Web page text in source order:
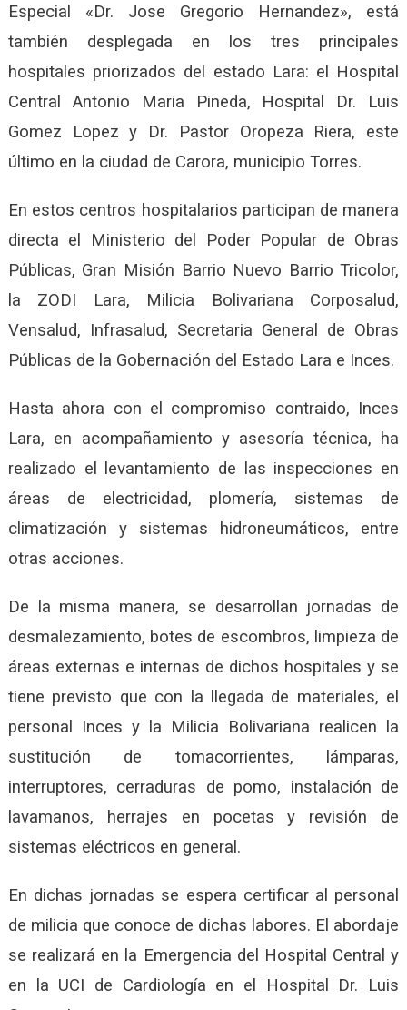
Especial «Dr. Jose Gregorio Hernandez», está
también desplegada en los tres principales
hospitales priorizados del estado Lara: el Hospital
Central Antonio Maria Pineda, Hospital Dr. Luis
Gomez Lopez y Dr. Pastor Oropeza Riera, este
último en la ciudad de Carora, municipio Torres.
En estos centros hospitalarios participan de manera
directa el Ministerio del Poder Popular de Obras
Públicas, Gran Misión Barrio Nuevo Barrio Tricolor,
la ZODI Lara, Milicia Bolivariana Corposalud,
Vensalud, Infrasalud, Secretaria General de Obras
Públicas de la Gobernación del Estado Lara e Inces.
Hasta ahora con el compromiso contraido, Inces
Lara, en acompañamiento y asesoría técnica, ha
realizado el levantamiento de las inspecciones en
áreas de electricidad, plomería, sistemas de
climatización y sistemas hidroneumáticos, entre
otras acciones.
De la misma manera, se desarrollan jornadas de
desmalezamiento, botes de escombros, limpieza de
áreas externas e internas de dichos hospitales y se
tiene previsto que con la llegada de materiales, el
personal Inces y la Milicia Bolivariana realicen la
sustitución de tomacorrientes, lámparas,
interruptores, cerraduras de pomo, instalación de
lavamanos, herrajes en pocetas y revisión de
sistemas eléctricos en general.
En dichas jornadas se espera certificar al personal
de milicia que conoce de dichas labores. El abordaje
se realizará en la Emergencia del Hospital Central y
en la UCI de Cardiología en el Hospital Dr. Luis